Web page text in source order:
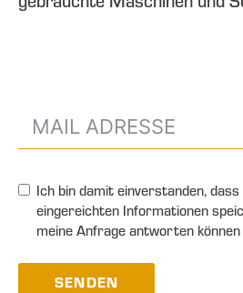
Ich bin damit einverstanden,
eingereichten Informationen
meine Anfrage antworten können
SENDEN